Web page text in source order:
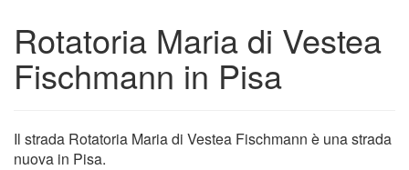
Rotatoria Maria di Vestea
Fischmann in Pisa
Il strada Rotatoria Maria di Vestea Fischmann è una strada
nuova in Pisa.